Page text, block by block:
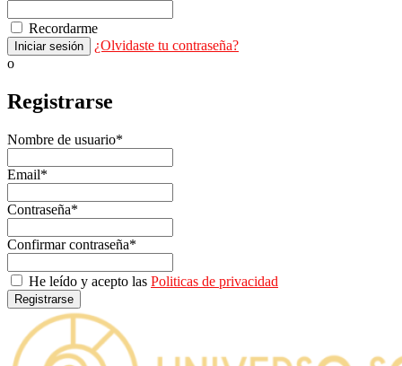
Recordarme
Iniciar sesión
¿Olvidaste tu contraseña?
o
Registrarse
Nombre de usuario*
Email*
Contraseña*
Confirmar contraseña*
He leído y acepto las Politicas de privacidad
Registrarse